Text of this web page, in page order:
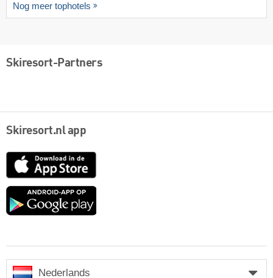
Nog meer tophotels
Skiresort-Partners
Skiresort.nl app
App
Google
Nederlands